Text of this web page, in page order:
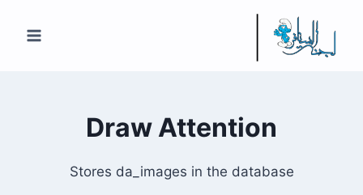
المحتوى
Draw Attention
Stores da_images in the database